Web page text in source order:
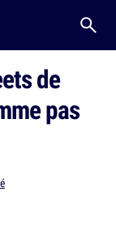
de
pas